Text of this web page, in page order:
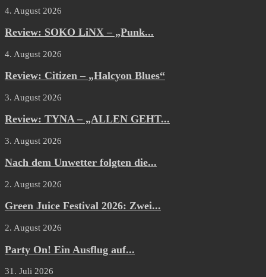
4. August 2026
Review: SOKO LiNX – „Punk...
4. August 2026
Review: Citizen – „Halcyon Blues“
3. August 2026
Review: TYNA – „ALLEN GEHT...
3. August 2026
Nach dem Unwetter folgten die...
2. August 2026
Green Juice Festival 2026: Zwei...
2. August 2026
Party On! Ein Ausflug auf...
31. Juli 2026